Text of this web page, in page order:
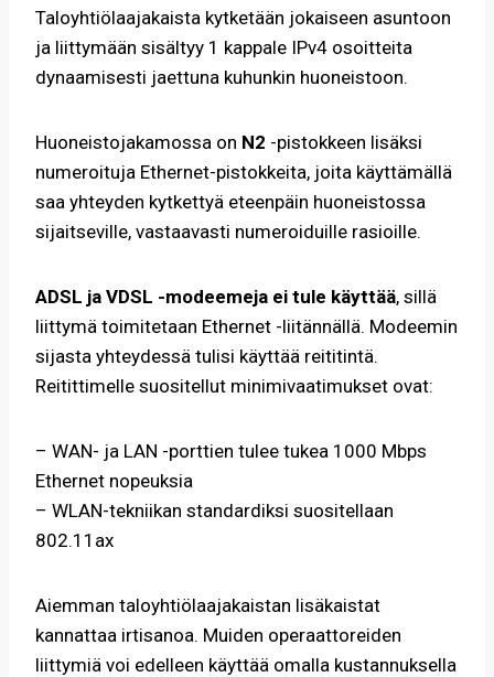
Taloyhtiölaajakaista kytketään jokaiseen asuntoon
ja liittymään sisältyy 1 kappale IPv4 osoitteita
dynaamisesti jaettuna kuhunkin huoneistoon.
Huoneistojakamossa on N2 -pistokkeen lisäksi
numeroituja Ethernet-pistokkeita, joita käyttämällä
saa yhteyden kytkettyä eteenpäin huoneistossa
sijaitseville, vastaavasti numeroiduille rasioille.
ADSL ja VDSL -modeemeja ei tule käyttää, sillä
liittymä toimitetaan Ethernet -liitännällä. Modeemin
sijasta yhteydessä tulisi käyttää reititintä.
Reitittimelle suositellut minimivaatimukset ovat:
– WAN- ja LAN -porttien tulee tukea 1000 Mbps
Ethernet nopeuksia
– WLAN-tekniikan standardiksi suositellaan
802.11ax
Aiemman taloyhtiölaajakaistan lisäkaistat
kannattaa irtisanoa. Muiden operaattoreiden
liittymiä voi edelleen käyttää omalla kustannuksella